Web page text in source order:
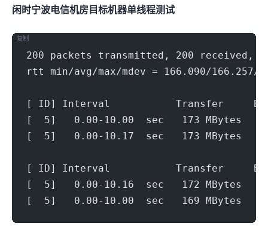
闲时宁波电信机房(500Mbps)目标机器 IPERF3单线程测试
200 packets transmitted, 200 received,
rtt min/avg/max/mdev = 166.090/166.257/
[ ID] Interval           Transfer
[  5]   0.00-10.00  sec   173 MBytes
[  5]   0.00-10.17  sec   173 MBytes
[ ID] Interval           Transfer
[  5]   0.00-10.16  sec   172 MBytes
[  5]   0.00-10.00  sec   169 MBytes
复制